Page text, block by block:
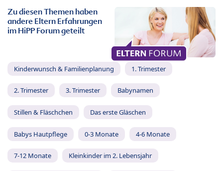
Zu diesen Themen haben
andere Eltern Erfahrungen
im HiPP Forum geteilt
Kinderwunsch & Familienplanung 1. Trimester
2. Trimester 3. Trimester Babynamen
Stillen & Fläschchen Das erste Gläschen
Babys Hautpflege 0-3 Monate 4-6 Monate
7-12 Monate Kleinkinder im 2. Lebensjahr